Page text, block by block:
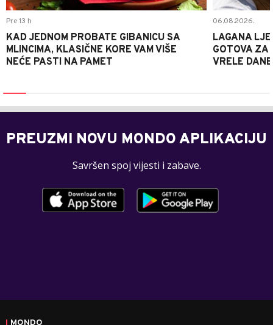
Pre 13 h
KAD JEDNOM PROBATE GIBANICU SA
MLINCIMA, KLASIČNE KORE VAM VIŠE
NEĆE PASTI NA PAMET
06.08.2026.
LAGANA
GOTOVA ZA
VRELE DANE
PREUZMI NOVU MONDO APLIKACIJU
Savršen spoj vijesti i zabave.
MONDO